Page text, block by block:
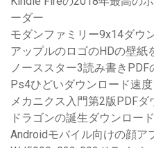
ーダー
モダンファミリー9x14ダウ
アップルのロゴのHDの壁紙
ノーススター3読み書きPDF
Ps4ひどいダウンロード速度
メカニクス入門第2版PDFダ
ドラゴンの誕生ダウンロー
Androidモバイル向けの顔ア